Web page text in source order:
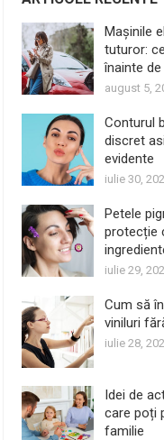
Mașinile
tuturor:
înainte
august 5,
Conturul
discret
evidente
iulie 30,
Petele
protecție
iulie 29,
Cum să
viniluri
iulie 28,
Idei de
care poți
familie